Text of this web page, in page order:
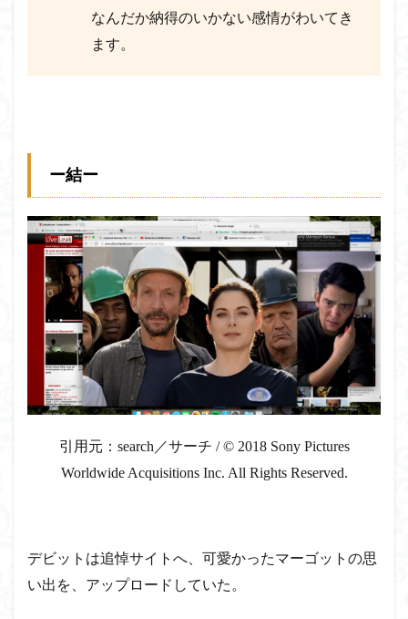
なんだか納得のいかない感情がわいてき
ます。
ー結ー
引用元：search／サーチ / © 2018 Sony Pictures
Worldwide Acquisitions Inc. All Rights Reserved.
デビットは追悼サイトへ、可愛かったマーゴットの思
い出を、アップロードしていた。